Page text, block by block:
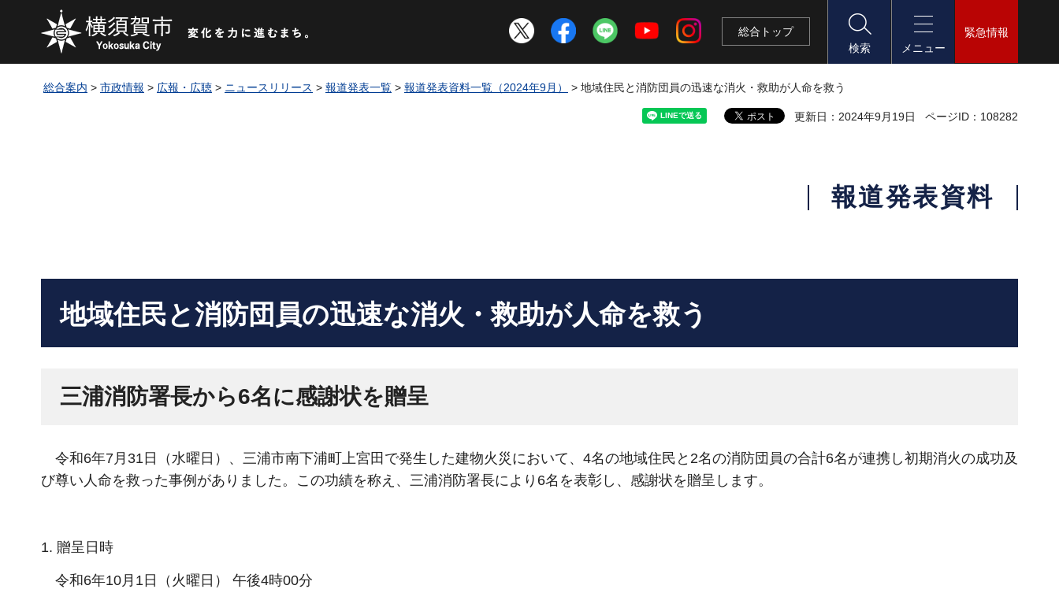
総合 トップ
検索
メニュー
緊急情報
総合案内 > 市政情報 > 広報・広聴 > ニュースリリース > 報道発表一覧 > 報道発表資料一覧（2024年9月） > 地域住民と消防団員の迅速な消火・救助が人命を救う
更新日：2024年9月19日 ページID：108282
報道発表資料
地域住民と消防団員の迅速な消火・救助が人命を救う
三浦消防署長から6名に感謝状を贈呈
令和6年7月31日（水曜日）、三浦市南下浦町上宮田で発生した建物火災において、4名の地域住民と2名の消防団員の合計6名が連携し初期消火の成功及
び尊い人命を救った事例がありました。この功績を称え、三浦消防署長により6名を表彰し、感謝状を贈呈します。
1. 贈呈日時
令和6年10月1日（火曜日） 午後4時00分